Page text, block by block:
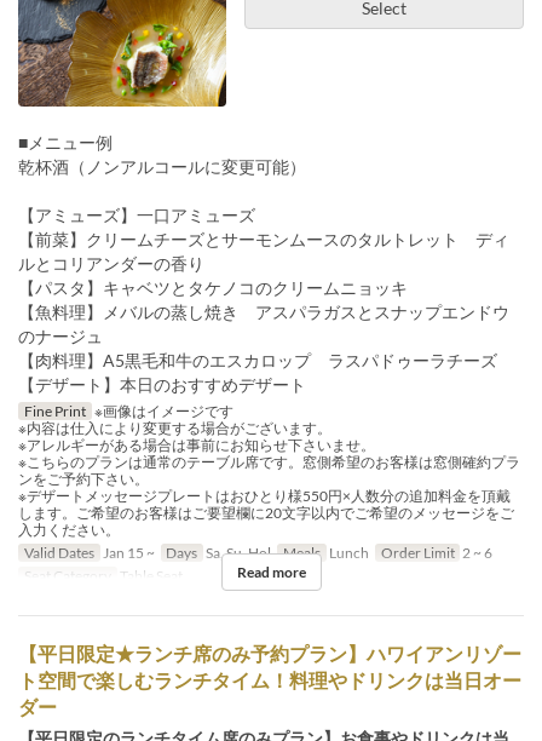
Select
■メニュー例
乾杯酒（ノンアルコールに変更可能）
【アミューズ】一口アミューズ
【前菜】クリームチーズとサーモンムースのタルトレット ディ
ルとコリアンダーの香り
【パスタ】キャベツとタケノコのクリームニョッキ
【魚料理】メバルの蒸し焼き アスパラガスとスナップエンドウ
のナージュ
【肉料理】A5黒毛和牛のエスカロップ ラスパドゥーラチーズ
【デザート】本日のおすすめデザート
Fine Print ※画像はイメージです
※内容は仕入により変更する場合がございます。
※アレルギーがある場合は事前にお知らせ下さいませ。
※こちらのプランは通常のテーブル席です。窓側希望のお客様は窓側確約プラ
ンをご予約下さい。
※デザートメッセージプレートはおひとり様550円×人数分の追加料金を頂戴
します。ご希望のお客様はご要望欄に20文字以内でご希望のメッセージをご
入力ください。
Valid Dates
Jan 15 ~ Days Sa, Su, Hol Meals Lunch Order Limit 2 ~ 6
Seat Category
Table Seat Read more
【平日限定★ランチ席のみ予約プラン】ハワイアンリゾー
ト空間で楽しむランチタイム！料理やドリンクは当日オー
ダー